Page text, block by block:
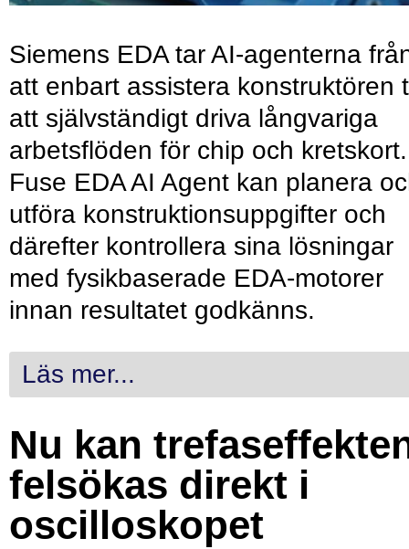
Siemens EDA tar AI-agenterna
att enbart assistera konstruktören
att självständigt driva långvariga
arbetsflöden för chip och kretskort.
Fuse EDA AI Agent kan planera
utföra konstruktionsuppgifter och
därefter kontrollera sina lösningar
med fysikbaserade EDA-motorer
innan resultatet godkänns.
Läs mer...
Nu kan
felsökas direkt i
oscilloskopet